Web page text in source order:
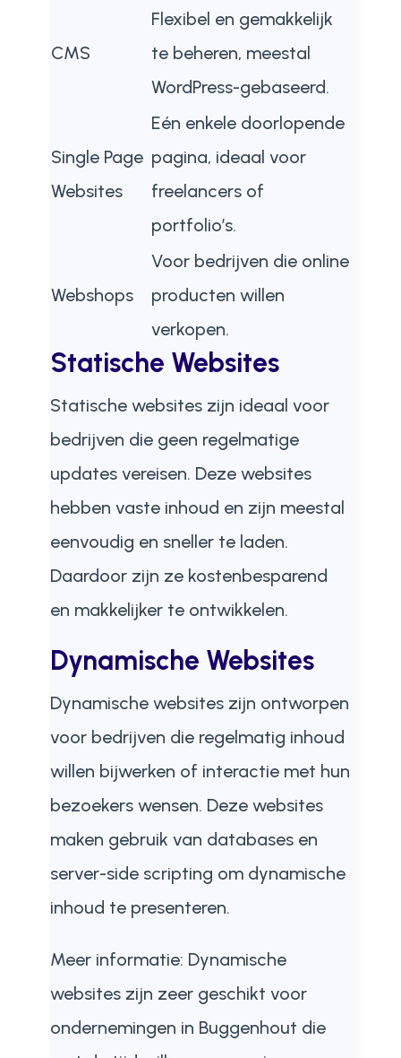
CMS
Flexibel en gemakkelijk
te beheren, meestal
WordPress-gebaseerd.
Single Page
Websites
Eén enkele doorlopende
pagina, ideaal voor
freelancers of
portfolio’s.
Webshops
Voor bedrijven die online
producten willen
verkopen.
Statische Websites
Statische websites zijn ideaal voor
bedrijven die geen regelmatige
updates vereisen. Deze websites
hebben vaste inhoud en zijn meestal
eenvoudig en sneller te laden.
Daardoor zijn ze kostenbesparend
en makkelijker te ontwikkelen.
Dynamische Websites
Dynamische websites zijn ontworpen
voor bedrijven die regelmatig inhoud
willen bijwerken of interactie met hun
bezoekers wensen. Deze websites
maken gebruik van databases en
server-side scripting om dynamische
inhoud te presenteren.
Meer informatie: Dynamische
websites zijn zeer geschikt voor
ondernemingen in Buggenhout die